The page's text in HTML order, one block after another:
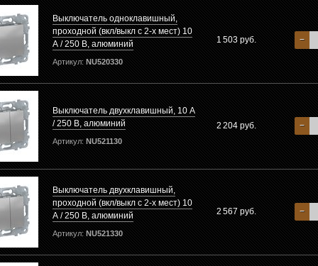
Выключатель одноклавишный,
проходной (вкл/выкл с 2-х мест) 10
А / 250 В, алюминий
Артикул: NU520330
1 503 руб. −
Выключатель двухклавишный, 10 А
/ 250 В, алюминий
Артикул: NU521130
2 204 руб. −
Выключатель двухклавишный,
проходной (вкл/выкл с 2-х мест) 10
А / 250 В, алюминий
Артикул: NU521330
2 567 руб. −